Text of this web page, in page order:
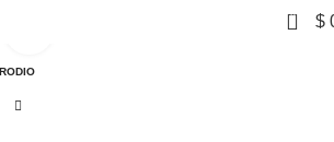
0 $
RODIO